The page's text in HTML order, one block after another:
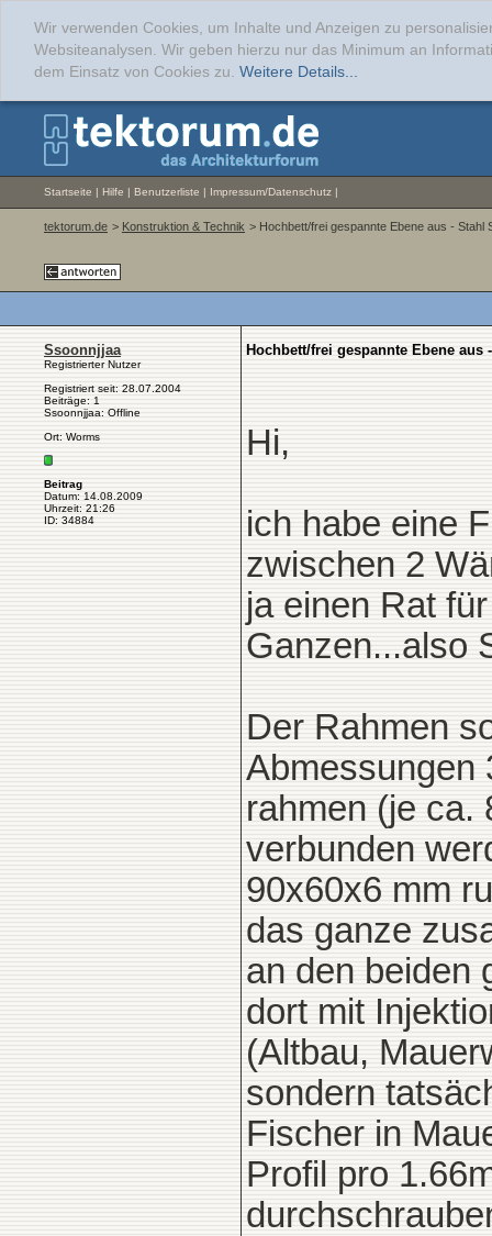
Wir verwenden Cookies, um Inhalte und Anzeigen zu
Websiteanalysen. Wir geben hierzu nur das Minimum an
dem Einsatz von Cookies zu. Weitere Details...
Startseite | Hilfe | Benutzerliste | Impressum/Datenschutz |
tektorum.de > Konstruktion & Technik > Hochbett/frei gespannte Ebene aus - Stahl
Ssoonnjjaa
Registrierter Nutzer
Registriert seit: 28.07.2004
Beiträge: 1
Ssoonnjjaa: Offline
Ort: Worms
Beitrag
Datum: 14.08.2009
Uhrzeit: 21:26
ID: 34884
Hochbett/frei gespannte Ebene
Hi,
ich habe eine
zwischen 2
ja einen Rat
Ganzen...also
Der Rahmen
Abmessungen
rahmen (je ca.
verbunden
90x60x6 mm
das ganze
an den beiden
dort mit
(Altbau,
sondern
Fischer in
Profil pro